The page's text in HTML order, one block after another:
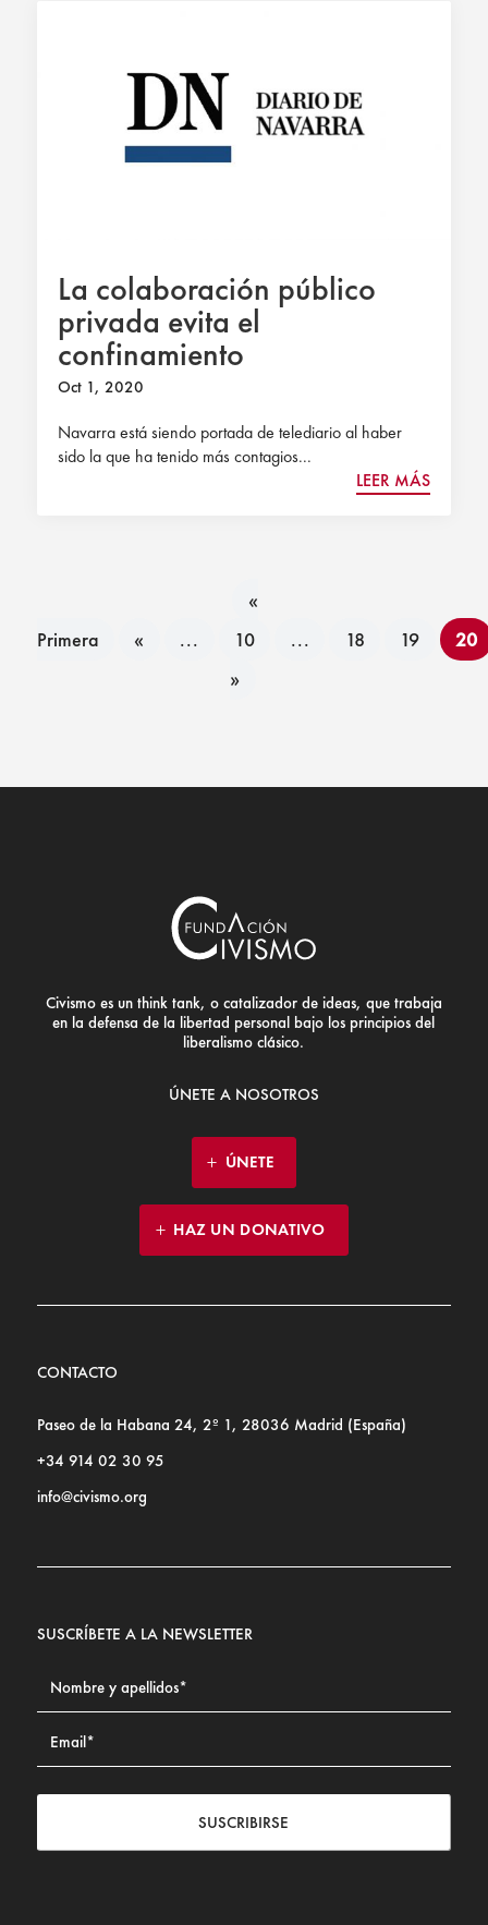
La colaboración público
privada evita el
confinamiento
Oct 1, 2020
Navarra está siendo portada de telediario al haber
sido la que ha tenido más contagios...
LEER MÁS
«
Primera
« ... 10 ... 18 19
20
»
Civismo es un think tank, o catalizador de ideas, que trabaja
en la defensa de la libertad personal bajo los principios del
liberalismo clásico.
ÚNETE A NOSOTROS
ÚNETE
HAZ UN DONATIVO
CONTACTO
Paseo de la Habana 24, 2º 1, 28036 Madrid (España)
+34 914 02 30 95
info@civismo.org
SUSCRÍBETE A LA NEWSLETTER
SUSCRIBIRSE